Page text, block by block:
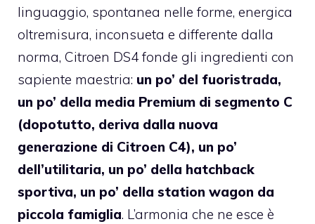
linguaggio, spontanea nelle forme, energica
oltremisura, inconsueta e differente dalla
norma, Citroen DS4 fonde gli ingredienti con
sapiente maestria: un po’ del fuoristrada,
un po’ della media Premium di segmento C
(dopotutto, deriva dalla nuova
generazione di Citroen C4), un po’
dell’utilitaria, un po’ della hatchback
sportiva, un po’ della station wagon da
piccola famiglia. L’armonia che ne esce è